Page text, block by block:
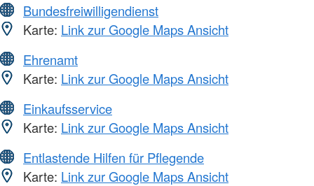
Bundesfreiwilligendienst
Karte: Link zur Google Maps Ansicht
Ehrenamt
Karte: Link zur Google Maps Ansicht
Einkaufsservice
Karte: Link zur Google Maps Ansicht
Entlastende Hilfen für Pflegende
Karte: Link zur Google Maps Ansicht